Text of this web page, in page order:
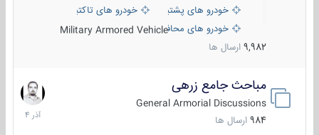
خودرو های پشتیبانی آتش ، شناسایی و ضد تانک
خودرو های تاکتیکی نظامی
خودرو های محافظت شدهMilitary Armored Vehicle
9,982 ارسال ها
مباحث جامع زرهی
General Armorial Discussions
984 ارسال ها
7
آذر
1404